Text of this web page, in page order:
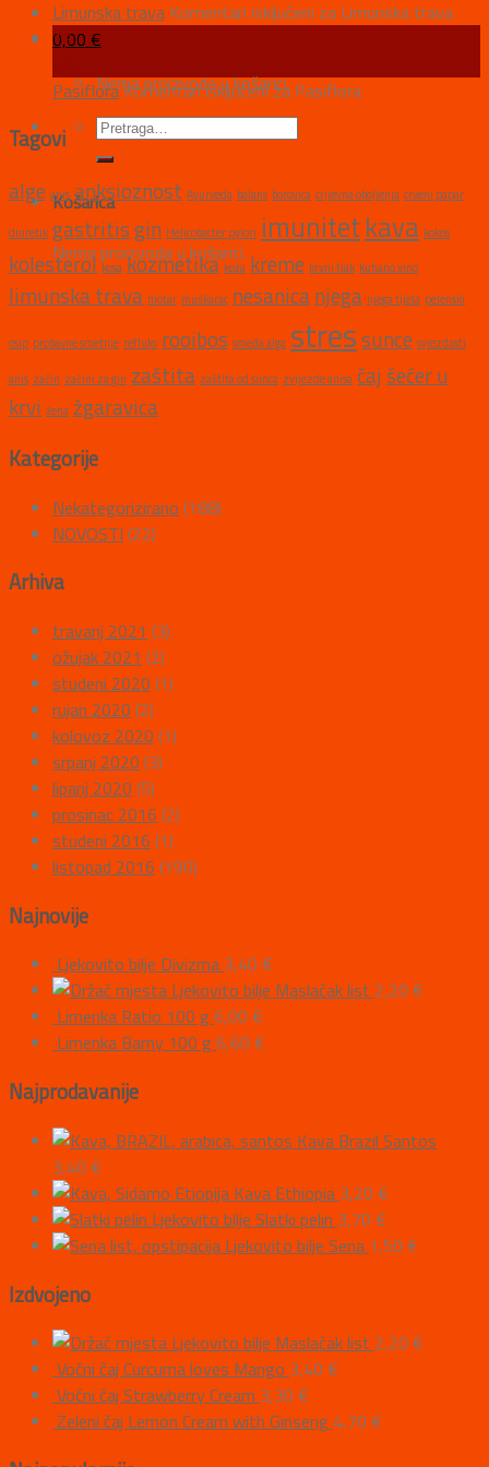
0,00 €
Nema proizvoda u košarici.
Košarica
Nema proizvoda u košarici.
Limunska trava Komentari isključeni za Limunska trava
19
PasifloraKomentari isključeniza Pasiflora
Tagovi
alge anis anksioznost Ayurveda balans borovica crijevna oboljenja crveni papar
diuretik gastritisgin Helicobacter pylori imunitetkava kokos
kolesterol kosa kozmetika koža kreme krvni tlak kuhano vino
limunska trava motar muškarac nesanicanjega njega tijela pelenski
osip probavne smetnje refluks rooibos smeđa alga stressunce svjezdasti
anis začin začini za gin zaštita zaštita od sunca zvijezde anisa čaj šećer u
krvi žena žgaravica
Kategorije
Nekategorizirano (188)
NOVOSTI (22)
Arhiva
travanj 2021 (3)
ožujak 2021 (2)
studeni 2020 (1)
rujan 2020 (2)
kolovoz 2020 (1)
srpanj 2020 (3)
lipanj 2020 (5)
prosinac 2016 (2)
studeni 2016 (1)
listopad 2016 (190)
Najnovije
Ljekovito bilje Divizma 3,40 €
Ljekovito bilje Maslačak list 2,20 €
Limenka Ratio 100 g 6,00 €
Limenka Barny 100 g 6,60 €
Najprodavanije
Kava Brazil Santos
3,40 €
Kava Ethiopia 3,20 €
Ljekovito bilje Slatki pelin 3,70 €
Ljekovito bilje Sena 1,50 €
Izdvojeno
Ljekovito bilje Maslačak list 2,20 €
Voćni čaj Curcuma loves Mango 3,40 €
Voćni čaj Strawberry Cream 3,30 €
Zeleni čaj Lemon Cream with Ginseng 4,70 €